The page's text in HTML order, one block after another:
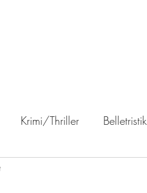
Krimi/Thriller Belletristik
Fiction